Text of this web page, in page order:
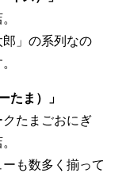
」の系列なの
たま）」
たまごおにぎ
も数多く揃って